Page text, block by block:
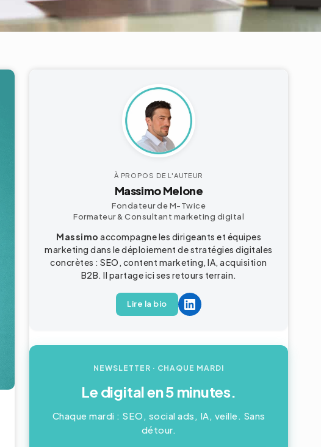
À PROPOS DE L'AUTEUR
Massimo Melone
Fondateur de M-Twice
Formateur & Consultant marketing digital
Massimo accompagne les dirigeants et équipes
marketing dans le déploiement de stratégies digitales
concrètes : SEO, content marketing, IA, acquisition
B2B. Il partage ici ses retours terrain.
Lire la bio
NEWSLETTER · CHAQUE MARDI
Le digital en 5 minutes.
Chaque mardi : SEO, social ads, IA, veille. Sans
détour.